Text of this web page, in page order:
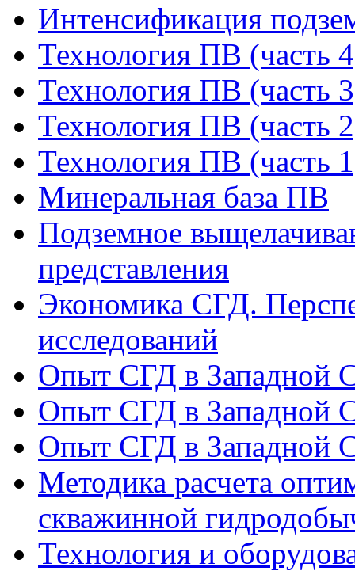
Интенсификация
Технология ПВ (часть
Технология ПВ (часть
Технология ПВ (часть
Технология ПВ (часть
Минеральная база ПВ
Подземное
представления
Экономика СГД.
исследований
Опыт СГД в Западной
Опыт СГД в Западной
Опыт СГД в Западной
Методика расчета
скважинной
Технология и